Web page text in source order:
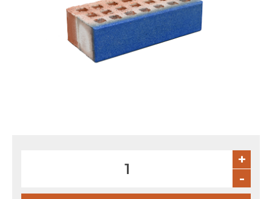
Сертификаты
Личный кабинет
+
-